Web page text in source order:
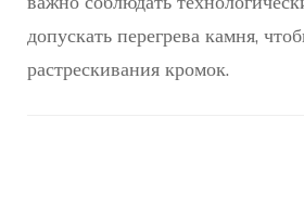
допускать перегрева камня,
растрескивания кромок.